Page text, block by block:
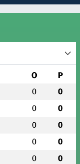
O P
0 0
0 0
0 0
0 0
0 0